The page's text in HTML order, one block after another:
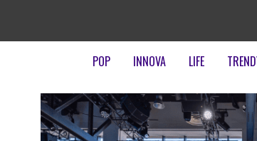
POP INNOVA LIFE